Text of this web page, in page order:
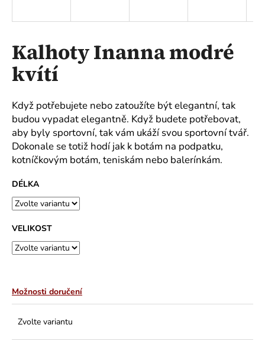
Kalhoty Inanna modré
kvítí
Když potřebujete nebo zatoužíte být elegantní, tak
budou vypadat elegantně. Když budete potřebovat,
aby byly sportovní, tak vám ukáží svou sportovní tvář.
Dokonale se totiž hodí jak k botám na podpatku,
kotníčkovým botám, teniskám nebo balerínkám.
DÉLKA
VELIKOST
Možnosti doručení
Zvolte variantu
í
t
?
HLEDAT
D
o
p
o
r
u
j
e
m